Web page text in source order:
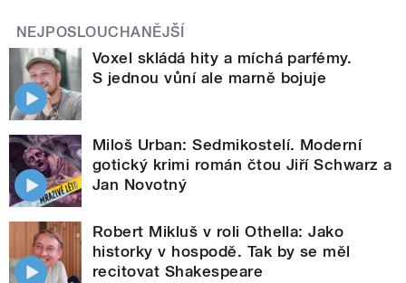
NEJPOSLOUCHANĚJŠÍ
Voxel skládá hity a míchá parfémy.
S jednou vůní ale marně bojuje
Miloš Urban: Sedmikostelí. Moderní
gotický krimi román čtou Jiří Schwarz a
Jan Novotný
Robert Mikluš v roli Othella: Jako
historky v hospodě. Tak by se měl
recitovat Shakespeare